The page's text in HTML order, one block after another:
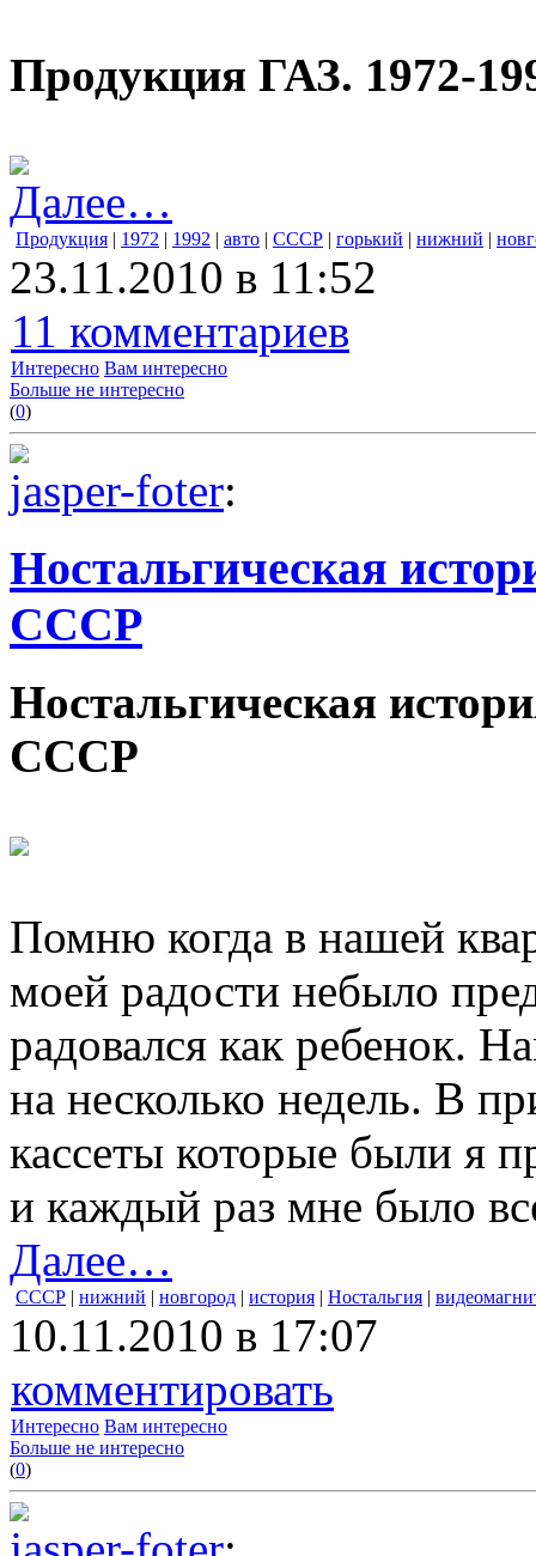
Продукция ГАЗ. 1972-
Далее…
Продукция | 1972 | 1992 | авто | СССР | горький | нижний |
23.11.2010 в 11:52
11 комментариев
Интересно Вам интересно
Больше не интересно
(0)
jasper-foter:
Ностальгическая
СССР
Ностальгическая
СССР
Помню когда в нашей
моей радости небыло
радовался как ребенок.
на несколько недель. В
кассеты которые были я
и каждый раз мне было
Далее…
СССР | нижний | новгород | история | Ностальгия |
10.11.2010 в 17:07
комментировать
Интересно Вам интересно
Больше не интересно
(0)